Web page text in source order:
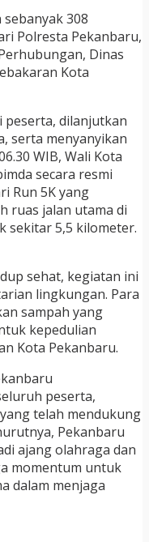
308
Polresta Pekanbaru,
Dinas
Kota
peserta, dilanjutkan
serta menyanyikan
WIB, Wali Kota
secara resmi
Run 5K yang
ruas jalan utama di
sekitar 5,5 kilometer.
sehat, kegiatan ini
lingkungan. Para
sampah yang
kepedulian
Kota Pekanbaru.
peserta,
telah mendukung
Pekanbaru
ajang olahraga dan
momentum untuk
dalam menjaga